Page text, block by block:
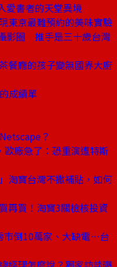
書者的天堂異境
東京最難預約的美味實驗
影圈 推手是三十歲台灣
餐廳的孩子變無國界大廚
成績單
？
廠急了：恐重演遭特斯
淘寶台灣不撒補貼，如何
再買！淘寶3關檢核投資
市倒10萬家、大缺電⋯台